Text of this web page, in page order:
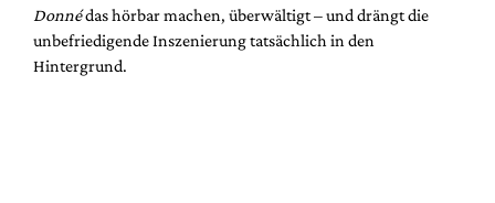
Donnédas hörbar machen, überwältigt – und drängt die
unbefriedigende Inszenierung tatsächlich in den
Hintergrund.